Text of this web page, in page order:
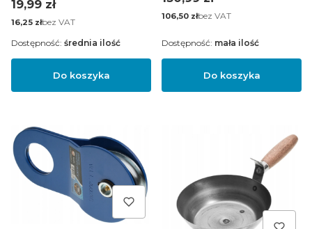
Cena
19,99 zł
Cena
16,25 złbez VAT
Do koszyka
Dostępność: średnia ilość
Cena
106,50 złbez VAT
Do koszyka
Dostępność: mała ilość